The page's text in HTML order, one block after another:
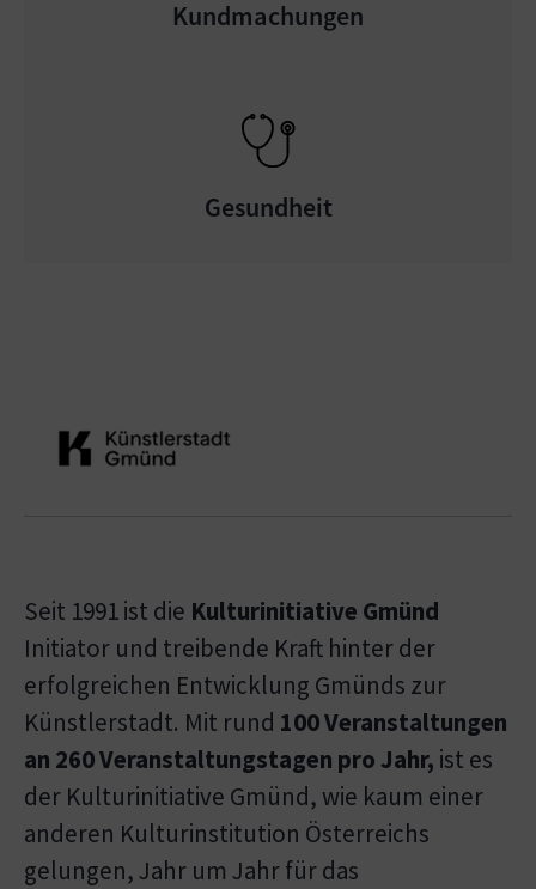
Kundmachungen
Gesundheit
Seit 1991 ist die Kulturinitiative Gmünd
Initiator und treibende Kraft hinter der
erfolgreichen Entwicklung Gmünds zur
Künstlerstadt. Mit rund 100 Veranstaltungen
an 260 Veranstaltungstagen pro Jahr, ist es
der Kulturinitiative Gmünd, wie kaum einer
anderen Kulturinstitution Österreichs
gelungen, Jahr um Jahr für das